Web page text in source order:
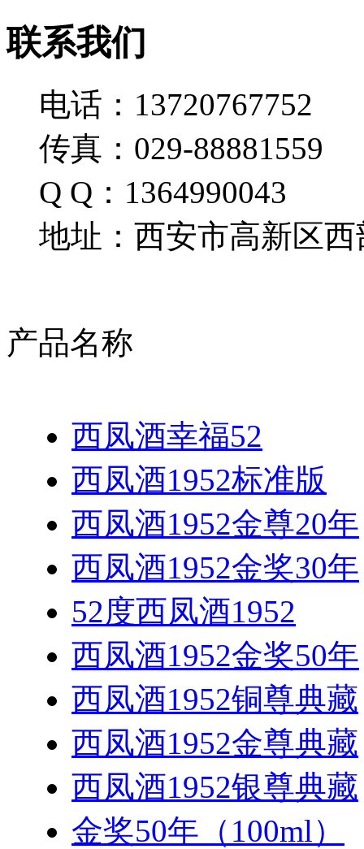
联系我们
电话：13720767752
传真：029-88881559
Q Q：1364990043
地址：西安市高新区西
产品名称
西凤酒幸福52
西凤酒1952标准版
西凤酒1952金尊20年
西凤酒1952金奖30年
52度西凤酒1952
西凤酒1952金奖50年
西凤酒1952铜尊典藏
西凤酒1952金尊典藏
西凤酒1952银尊典藏
金奖50年（100ml）